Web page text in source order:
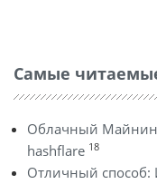
Самые
Облачный
hashflare 18
Отличный способ: